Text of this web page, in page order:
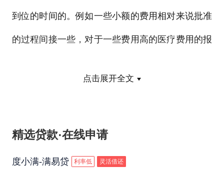
到位的时间的。例如一些小额的费用相对来说批准
的过程间接一些，对于一些费用高的医疗费用的报
拉出来一些，不过按照规定，只要提交上去的相关
的。而对于商业保险报销的制度来说，这一点也是
与城镇医疗保险相似，但是不同的是，它在办理的
点击展开全文
精选贷款·在线申请
度小满-满易贷 利率低 灵活借还